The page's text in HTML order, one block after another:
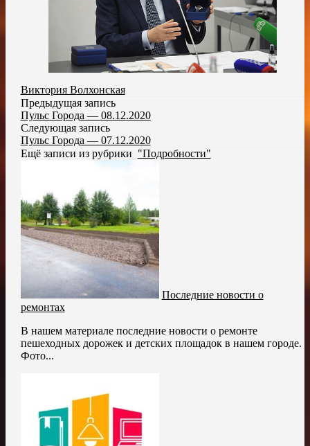
Виктория Волхонская
Предыдущая запись
Пульс Города — 08.12.2020
Следующая запись
Пульс Города — 07.12.2020
Ещё записи из рубрики "Подробности"
Последние новости о
ремонтах
В нашем материале последние новости о ремонте
пешеходных дорожек и детских площадок в нашем городе.
Фото...